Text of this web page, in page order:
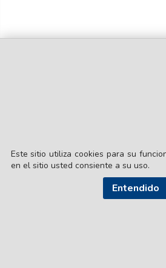
Este sitio utiliza cookies para su
en el sitio usted consiente a su uso.
Entendido